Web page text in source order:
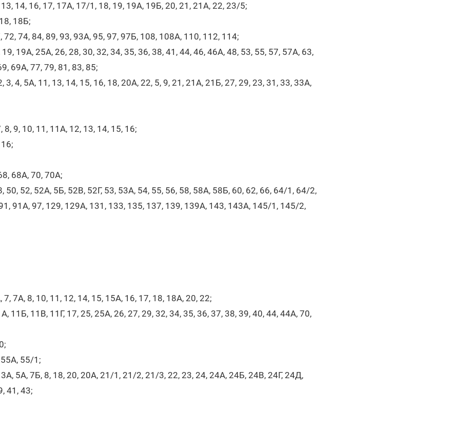
14, 16, 17, 17А, 17/1, 18, 19, 19А, 19Б, 20, 21, 21А, 22, 23/5;
18Б;
72, 74, 84, 89, 93, 93А, 95, 97, 97Б, 108, 108А, 110, 112, 114;
19А, 25А, 26, 28, 30, 32, 34, 35, 36, 38, 41, 44, 46, 46А, 48, 53, 55, 57, 57А, 63,
69А, 77, 79, 81, 83, 85;
4, 5А, 11, 13, 14, 15, 16, 18, 20А, 22, 5, 9, 21, 21А, 21Б, 27, 29, 23, 31, 33, 33А,
9, 10, 11, 11А, 12, 13, 14, 15, 16;
68А, 70, 70А;
50, 52, 52А, 5Б, 52В, 52Г, 53, 53А, 54, 55, 56, 58, 58А, 58Б, 60, 62, 66, 64/1, 64/2,
91А, 97, 129, 129А, 131, 133, 135, 137, 139, 139А, 143, 143А, 145/1, 145/2,
7А, 8, 10, 11, 12, 14, 15, 15А, 16, 17, 18, 18А, 20, 22;
11Б, 11В, 11Г, 17, 25, 25А, 26, 27, 29, 32, 34, 35, 36, 37, 38, 39, 40, 44, 44А, 70,
55/1;
5А, 7Б, 8, 18, 20, 20А, 21/1, 21/2, 21/3, 22, 23, 24, 24А, 24Б, 24В, 24Г, 24Д,
41, 43;